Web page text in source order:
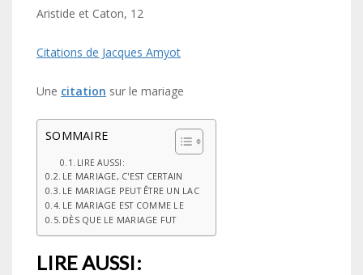
Aristide et Caton, 12
Citations de Jacques Amyot
Une citation sur le mariage
SOMMAIRE
LIRE AUSSI:
LE MARIAGE, C'EST CERTAIN
LE MARIAGE PEUT ÊTRE UN LAC
LE MARIAGE EST COMME LE
DÈS QUE LE MARIAGE FUT
LIRE AUSSI: